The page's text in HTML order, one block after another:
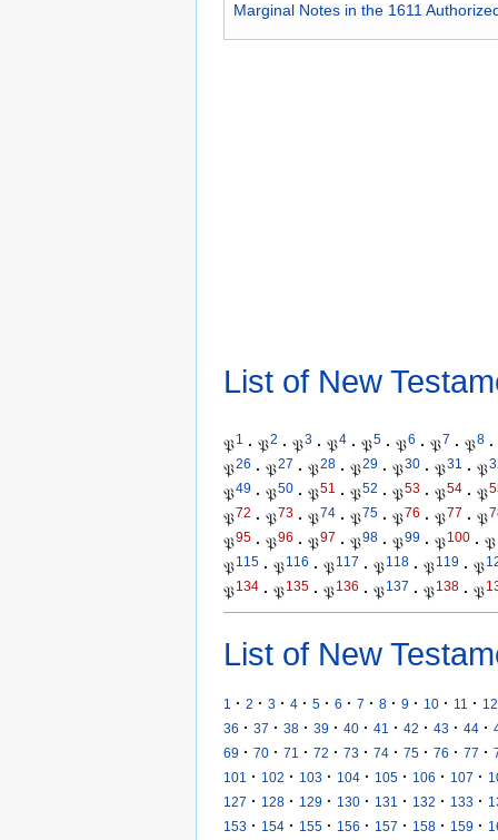
Marginal Notes in the 1611
List of New
𝔓1 · 𝔓2 · 𝔓3 · 𝔓4 · 𝔓5 · 𝔓6 · 𝔓7 · 𝔓8 ·
𝔓26 · 𝔓27 · 𝔓28 · 𝔓29 · 𝔓30 · 𝔓31 · 𝔓
𝔓49 · 𝔓50 · 𝔓51 · 𝔓52 · 𝔓53 · 𝔓54 · 𝔓
𝔓72 · 𝔓73 · 𝔓74 · 𝔓75 · 𝔓76 · 𝔓77 · 𝔓
𝔓95 · 𝔓96 · 𝔓97 · 𝔓98 · 𝔓99 · 𝔓100 · 𝔓
𝔓115 · 𝔓116 · 𝔓117 · 𝔓118 · 𝔓119 · 𝔓
𝔓134 · 𝔓135 · 𝔓136 · 𝔓137 · 𝔓138 · 𝔓
List of New
1 · 2 · 3 · 4 · 5 · 6 · 7 · 8 · 9 · 10 · 11 · 12
36 · 37 · 38 · 39 · 40 · 41 · 42 · 43 · 44 ·
69 · 70 · 71 · 72 · 73 · 74 · 75 · 76 · 77 ·
101
· 102 · 103 · 104 · 105 · 106 · 107 ·
127 · 128 · 129 · 130 · 131 · 132 · 133 ·
153 · 154 · 155 · 156 · 157 · 158 · 159 ·